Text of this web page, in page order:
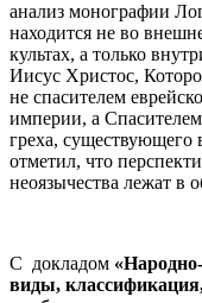
анализ монографии
находится не во
культах, а только
Иисус Христос,
не спасителем
империи, а Спасителем
греха, существующего
отметил, что
неоязычества лежат в
С докладом
виды,